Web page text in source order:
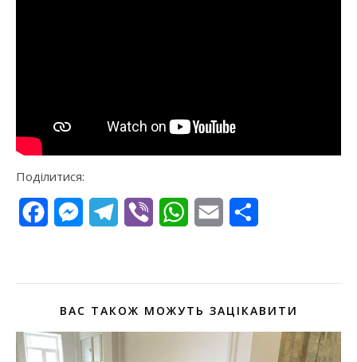
Поділитися:
FacebookMessengerTelegram
Viber WhatsApp
Email
ВАС ТАКОЖ МОЖУТЬ ЗАЦІКАВИТИ